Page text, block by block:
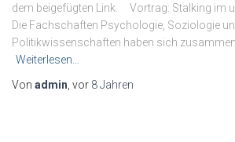
dem beigefügten Link. Vortrag: Stalking im
Die Fachschaften Psychologie, Soziologie
Politikwissenschaften haben sich
Weiterlesen…
Von admin , vor 8 Jahren